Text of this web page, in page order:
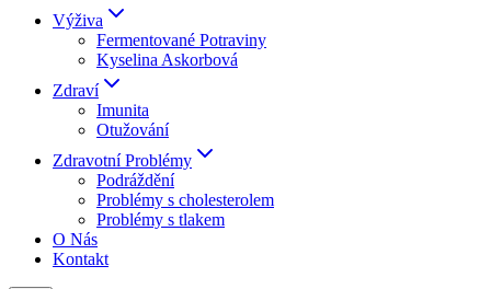
Výživa
Fermentované Potraviny
Kyselina Askorbová
Zdraví
Imunita
Otužování
Zdravotní Problémy
Podráždění
Problémy s cholesterolem
Problémy s tlakem
O Nás
Kontakt